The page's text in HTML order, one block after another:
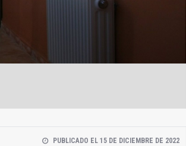
PUBLICADO EL 15 DE DICIEMBRE DE 2022